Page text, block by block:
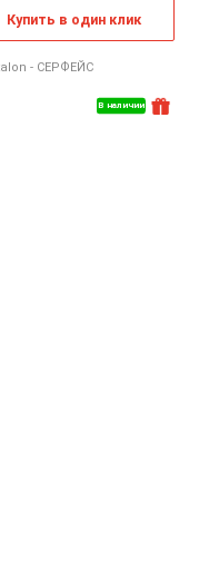
В наличии
Купить в один клик
- СЕРФЕЙС